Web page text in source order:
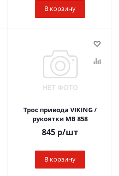
В корзину
Трос привода VIKING /
рукоятки MB 858
845 р/шт
В корзину